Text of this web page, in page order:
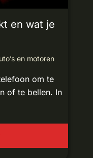
en wat je
en motoren
om te
of te bellen. In